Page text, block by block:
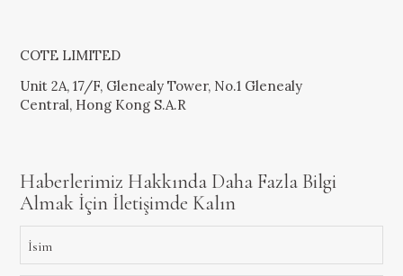
COTE LIMITED
Unit 2A, 17/F, Glenealy Tower, No.1 Glenealy
Central, Hong Kong S.A.R
Haberlerimiz Hakkında Daha Fazla Bilgi
Almak İçin İletişimde Kalın